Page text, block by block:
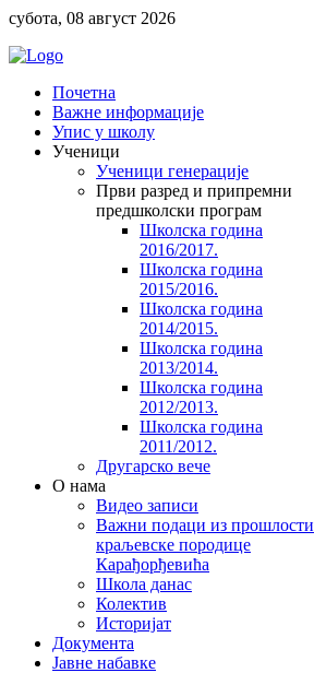
субота, 08 август 2026
Почетна
Важне информације
Упис у школу
Ученици
Ученици генерације
Први разред и припремни
предшколски програм
Школска година
2016/2017.
Школска година
2015/2016.
Школска година
2014/2015.
Школска година
2013/2014.
Школска година
2012/2013.
Школска година
2011/2012.
Другарско вече
O нама
Видео записи
Важни подаци из прошлости
краљевске породице
Карађорђевића
Школа данас
Колектив
Историјат
Документа
Јавне набавке